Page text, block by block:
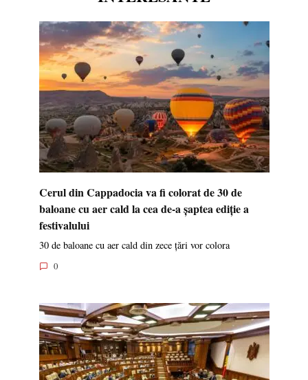
Cerul din Cappadocia va fi colorat de 30 de
baloane cu aer cald la cea de-a șaptea ediție a
festivalului
30 de baloane cu aer cald din zece țări vor colora
0